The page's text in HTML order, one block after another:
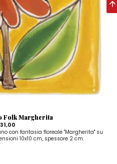
Folk Margherita
con fantasia floreale "Margherita" su
10x10 cm, spessore 2 cm.